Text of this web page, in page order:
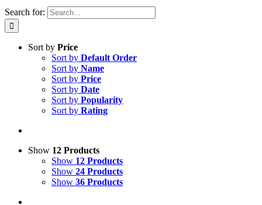
Search for:
Sort by Price
Sort by Default Order
Sort by Name
Sort by Price
Sort by Date
Sort by Popularity
Sort by Rating
Show 12 Products
Show 12 Products
Show 24 Products
Show 36 Products